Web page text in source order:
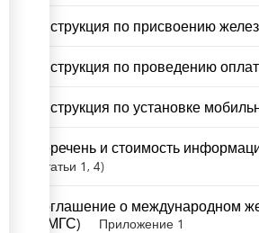
Инструкция по присвоению
Инструкция по проведению
Инструкция по установке
Перечень и стоимость
Статьи 1, 4
Соглашение о международном
(СМГС)
Приложение 1